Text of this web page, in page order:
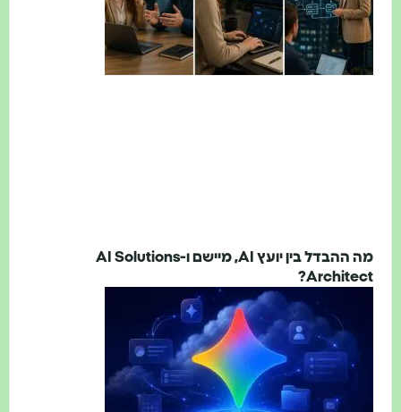
מה ההבדל בין יועץ AI, מיישם ו-AI Solutions